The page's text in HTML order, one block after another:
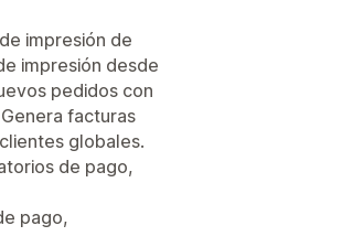
impresión de
impresión desde
pedidos con
facturas
globales.
de pago,
pago,